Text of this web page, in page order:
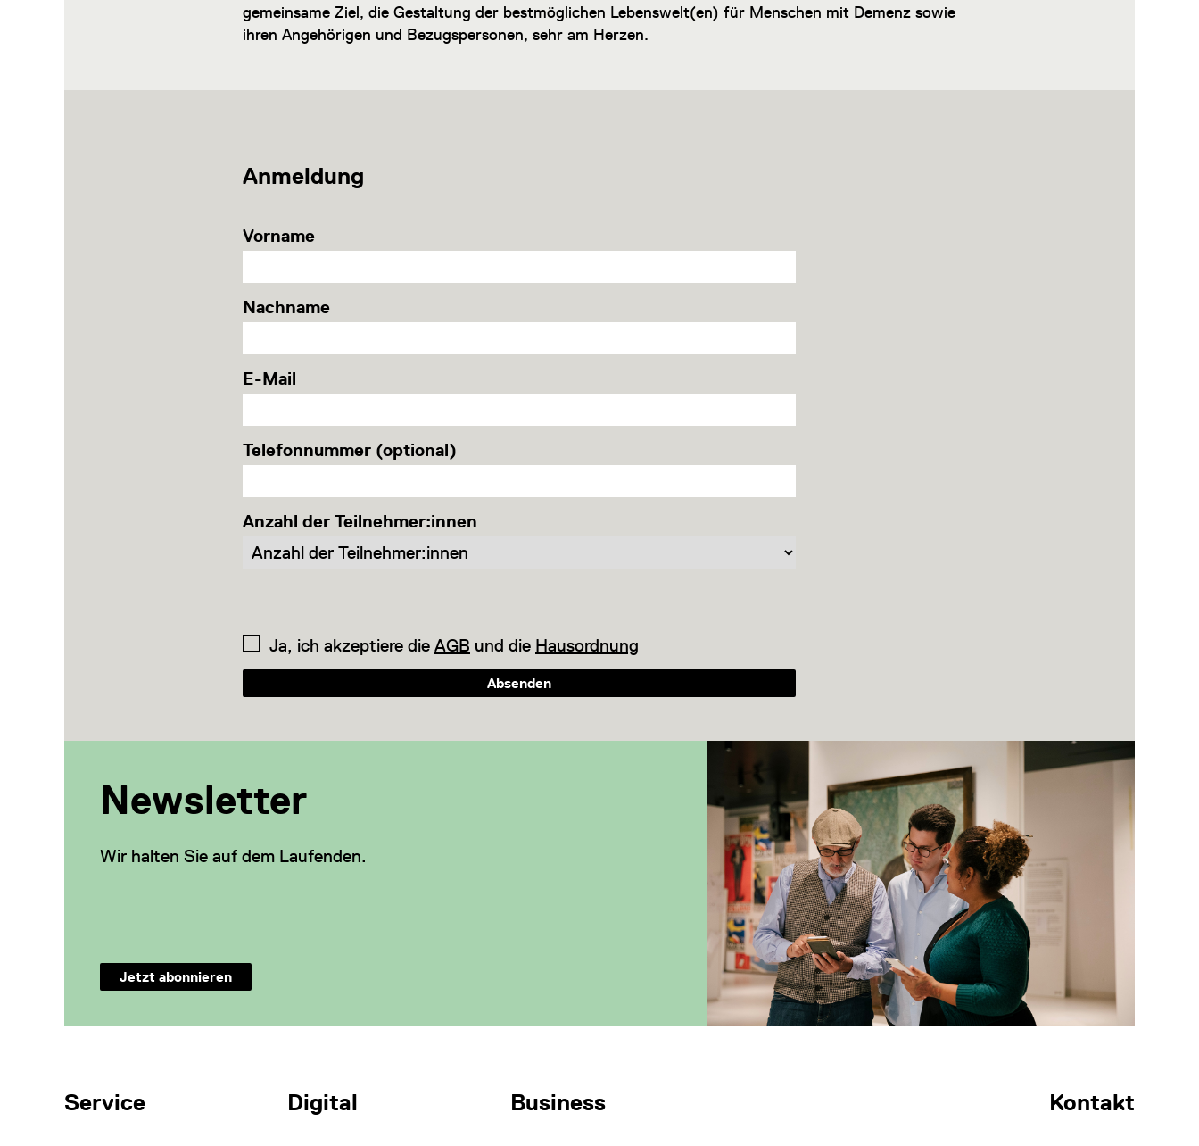
gemeinsame Ziel, die Gestaltung der bestmöglichen Lebenswelt(en) für Menschen mit Demenz sowie
ihren Angehörigen und Bezugspersonen, sehr am Herzen.
Anmeldung
Vorname
Nachname
E-Mail
Telefonnummer (optional)
Anzahl der Teilnehmer:innen
Ja, ich akzeptiere die AGB und die Hausordnung
Absenden
Newsletter
Wir halten Sie auf dem Laufenden.
Jetzt abonnieren
Weitere Themen
Service Digital Business Kontakt